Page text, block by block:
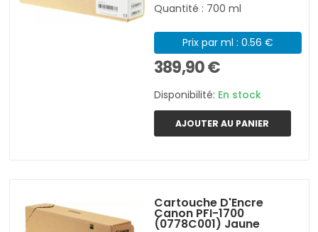
Quantité : 700 ml
Prix par ml : 0.56 €
389,90 €
Disponibilité: En stock
AJOUTER AU PANIER
Cartouche D'Encre
Canon PFI-1700
(0778C001) Jaune